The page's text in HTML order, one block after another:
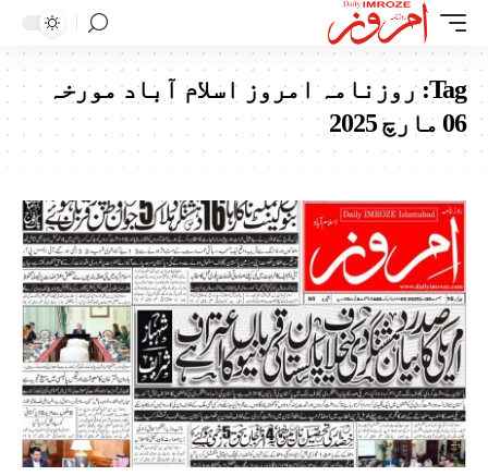
Tag: روزنامہ امروز اسلام آباد مورخہ
06 مارچ 2025